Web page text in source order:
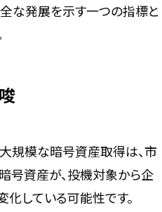
な発展を示す一つの指標と
規模な暗号資産取得は、市
号資産が、投機対象から企
している可能性です。